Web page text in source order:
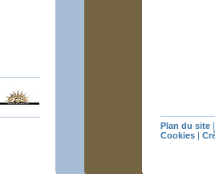
Plan du site
Cookies |